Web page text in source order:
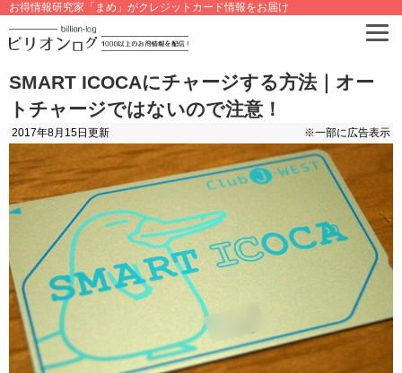
お得情報研究家「まめ」がクレジットカード情報をお届け
SMART ICOCAにチャージする方法｜オー
トチャージではないので注意！
2017年8月15日 更新 ※一部に広告表示